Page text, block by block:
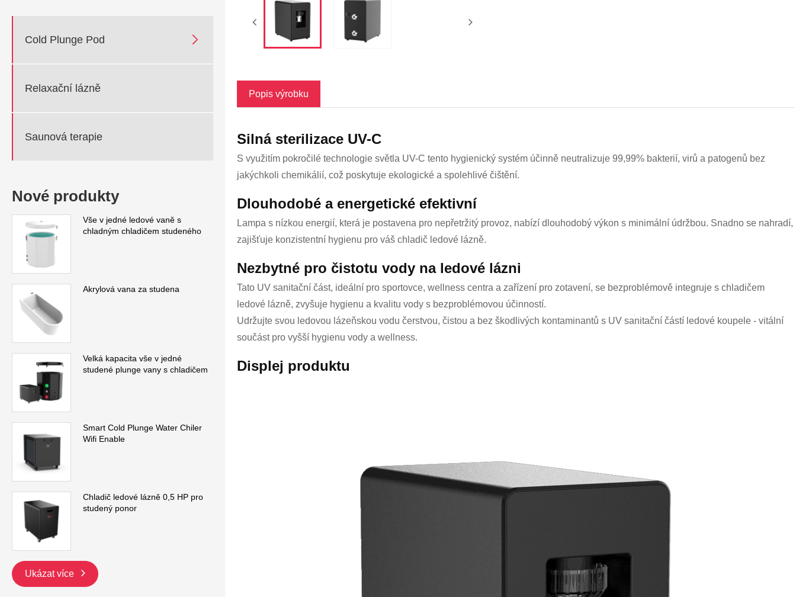
Cold Plunge Pod 
Relaxační lázně
Saunová terapie
Nové produkty
Vše v jedné ledové vaně s
chladným chladičem studeného
Akrylová vana za studena
Velká kapacita vše v jedné
studené plunge vany s chladičem
Smart Cold Plunge Water Chiler
Wifi Enable
Chladič ledové lázně 0,5 HP pro
studený ponor
Ukázat více
Popis výrobku
Silná sterilizace UV-C
S využitím pokročilé technologie světla UV-C tento hygienický systém účinně neutralizuje 99,99% bakterií, virů a patogenů bez
jakýchkoli chemikálií, což poskytuje ekologické a spolehlivé čištění.
Dlouhodobé a energetické efektivní
Lampa s nízkou energií, která je postavena pro nepřetržitý provoz, nabízí dlouhodobý výkon s minimální údržbou. Snadno se nahradí,
zajišťuje konzistentní hygienu pro váš chladič ledové lázně.
Nezbytné pro čistotu vody na ledové lázni
Tato UV sanitační část, ideální pro sportovce, wellness centra a zařízení pro zotavení, se bezproblémově integruje s chladičem
ledové lázně, zvyšuje hygienu a kvalitu vody s bezproblémovou účinností.
Udržujte svou ledovou lázeňskou vodu čerstvou, čistou a bez škodlivých kontaminantů s UV sanitační částí ledové koupele - vitální
součást pro vyšší hygienu vody a wellness.
Displej produktu